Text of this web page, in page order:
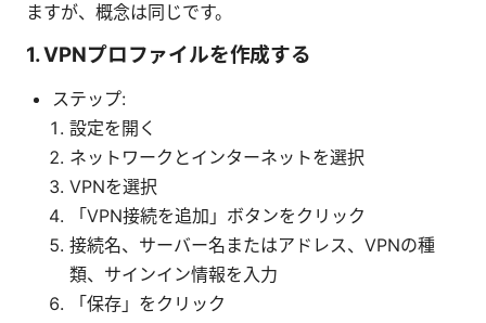
ますが、概念は同じです。
1. VPNプロファイルを作成する
ステップ:
設定を開く
ネットワークとインターネットを選択
VPNを選択
「VPN接続を追加」ボタンをクリック
接続名、サーバー名またはアドレス、VPNの種
類、サインイン情報を入力
「保存」をクリック